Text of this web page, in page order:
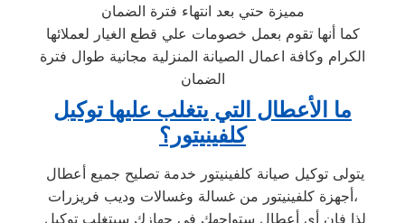
مميزة حتي بعد انتهاء فترة الضمان
كما أنها تقوم بعمل خصومات علي قطع الغيار لعملائها
الكرام وكافة اعمال الصيانة المنزلية مجانية طوال فترة
الضمان
ما الأعطال التي يتغلب عليها توكيل
كلفينيتور؟
أجهزة كلفينيتور من غسالة وغسالات وديب فريزرات،